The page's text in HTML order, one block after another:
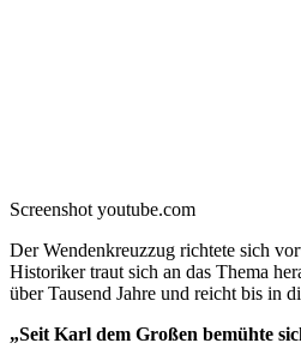
Screenshot youtube.com
Der Wendenkreuzzug richtete sich
Historiker traut sich an das Thema
über Tausend Jahre und reicht bis in
„Seit Karl dem Großen bemühte